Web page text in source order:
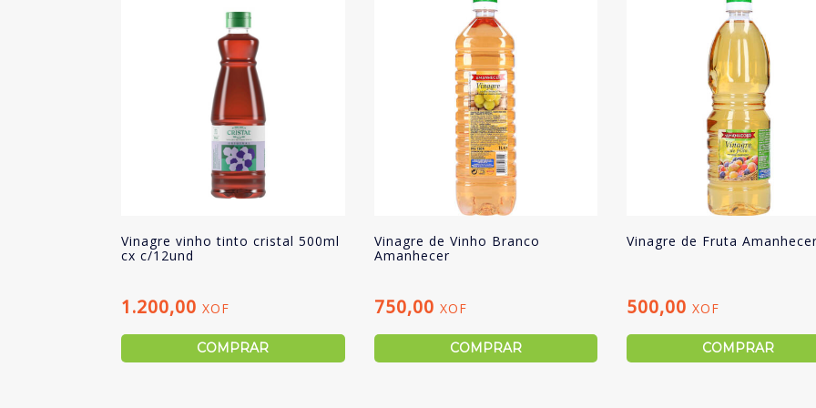
Vinagre vinho tinto cristal 500ml
cx c/12und
1.200,00 XOF
COMPRAR
Vinagre de Vinho Branco
Amanhecer
750,00 XOF
COMPRAR
Vinagre de Fruta
500,00 XOF
COMPRAR